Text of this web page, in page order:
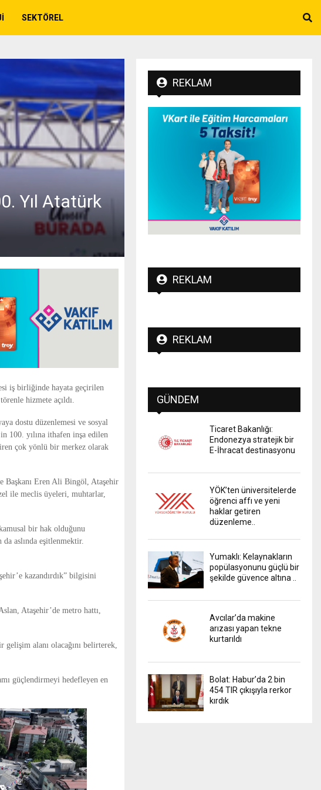
SEKTÖREL
Yıl Atatürk
iş birliğinde hayata geçirilen
hizmete açıldı.
dostu düzenlemesi ve sosyal
100. yılına ithafen inşa edilen
çok yönlü bir merkez olarak
Başkanı Eren Ali Bingöl, Ataşehir
ile meclis üyeleri, muhtarlar,
bir hak olduğunu
aslında eşitlenmektir.
kazandırdık” bilgisini
Ataşehir’de metro hattı,
alanı olacağını belirterek,
güçlendirmeyi hedefleyen en
REKLAM
REKLAM
REKLAM
GÜNDEM
Ticaret Bakanlığı:
Endonezya stratejik bir
E-İhracat destinasyonu
YÖK’ten üniversitelerde
öğrenci affı ve yeni
haklar getiren
düzenleme..
Yumaklı: Kelaynakların
popülasyonunu güçlü bir
şekilde güvence altına ..
Avcılar’da makine
arızası yapan tekne
kurtarıldı
Bolat: Habur’da 2 bin
454 TIR çıkışıyla rerkor
kırdık